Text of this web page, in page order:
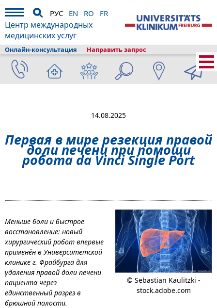
Направить запрос
Онлайн-консультация
РУС EN RO FR
Центр международных
медицинских услуг
Главная О клиникe Фрайбург и туризм›Информация
Первая в мире резекция правой доли печени при помощи робота da
Vinci Single Port
14.08.2025
Первая в мире резекция правой
доли печени при помощи
робота da Vinci Single Port
© Sebastian Kaulitzki -
stock.adobe.com
Меньше боли и быстрое
восстановление: новый
хирургический робот впервые
применён в Университетской
клинике г. Фрайбурга для
удаления правой доли печени
пациента через
единственный разрез в
брюшной полости.